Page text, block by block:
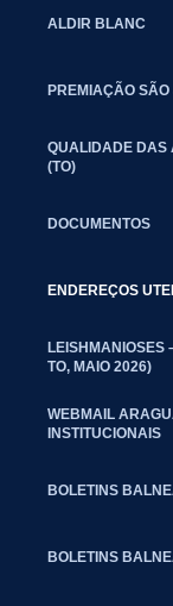
ALDIR BLANC
PREMIAÇÃO
QUALIDADE DAS
(TO)
DOCUMENTOS
ENDEREÇOS
LEISHMANIOSES
TO, MAIO 2026)
WEBMAIL
INSTITUCIONAIS
BOLETINS
BOLETINS